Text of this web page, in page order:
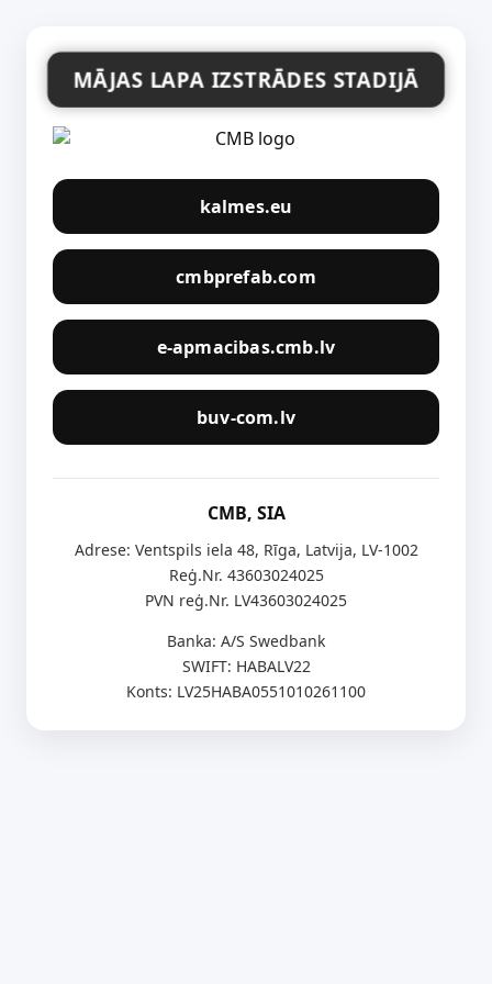
MĀJAS LAPA IZSTRĀDES STADIJĀ
kalmes.eu
cmbprefab.com
e-apmacibas.cmb.lv
buv-com.lv
CMB, SIA
Adrese: Ventspils iela 48, Rīga, Latvija, LV-1002
Reģ.Nr. 43603024025
PVN reģ.Nr. LV43603024025
Banka: A/S Swedbank
SWIFT: HABALV22
Konts: LV25HABA0551010261100